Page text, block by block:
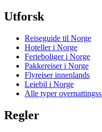
Utforsk
Reiseguide til Norge
Hoteller i Norge
Ferieboliger i Norge
Pakkereiser i Norge
Flyreiser innenlands
Leiebil i Norge
Alle typer
Regler